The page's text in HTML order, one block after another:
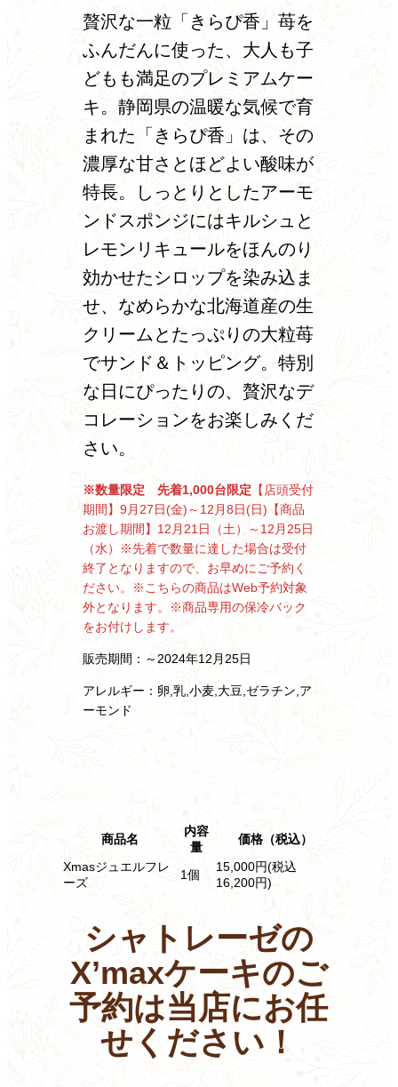
贅沢な一粒「きらぴ香」苺を
ふんだんに使った、大人も子
どもも満足のプレミアムケー
キ。静岡県の温暖な気候で育
まれた「きらぴ香」は、その
濃厚な甘さとほどよい酸味が
特長。しっとりとしたアーモ
ンドスポンジにはキルシュと
レモンリキュールをほんのり
効かせたシロップを染み込ま
せ、なめらかな北海道産の生
クリームとたっぷりの大粒苺
でサンド＆トッピング。特別
な日にぴったりの、贅沢なデ
コレーションをお楽しみくだ
さい。
※数量限定 先着1,000台限定 【店頭受付
期間】9月27日(金)～12月8日(日) 【商品
お渡し期間】12月21日（土）～12月25日
（水）
※先着で数量に達した場合は受付
終了となりますので、お早めにご予約く
ださい。
※こちらの商品はWeb予約対象
外となります。
※商品専用の保冷バック
をお付けします。
販売期間：～2024年12月25日
アレルギー：卵,乳,小麦,大豆,ゼラチン,ア
ーモンド
商品名
内容
量
価格（税込）
Xmasジュエルフレ
ーズ
1個
15,000円(税込
16,200円)
シャトレーゼの
X’maxケーキのご
予約は当店にお任
せください！